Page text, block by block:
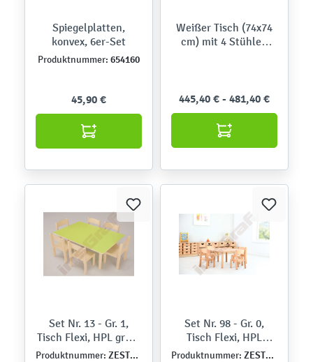
Spiegelplatten,
konvex, 6er-Set
Produktnummer: 654160
45,90 €
Weißer Tisch (74x74
cm) mit 4 Stühlen
445,40 € - 481,40 €
Set Nr. 13 - Gr. 1,
Tisch Flexi, HPL grün,
mit Stühlen Philip,
Produktnummer: ZEST5200
Set Nr. 98 - Gr. 0,
Tisch Flexi, HPL
Buche, mit Stühlen,
Produktnummer: ZEST5421